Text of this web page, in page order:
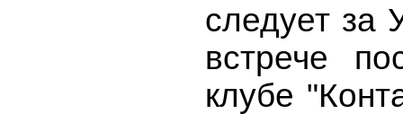
следует за
встрече
клубе